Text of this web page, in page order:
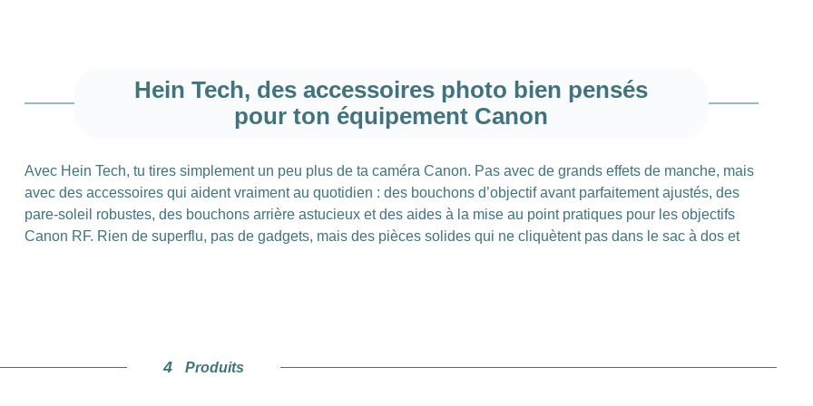
Hein Tech, des accessoires photo bien pensés
pour ton équipement Canon
Avec Hein Tech, tu tires simplement un peu plus de ta caméra Canon. Pas avec de grands effets de manche, mais
avec des accessoires qui aident vraiment au quotidien : des bouchons d’objectif avant parfaitement ajustés, des
pare-soleil robustes, des bouchons arrière astucieux et des aides à la mise au point pratiques pour les objectifs
Canon RF. Rien de superflu, pas de gadgets, mais des pièces solides qui ne cliquètent pas dans le sac à dos et
Les grosses télés sont particulièrement sensibles et coûteuses, et nous savons à quelle vitesse la lentille frontale
4 Produits